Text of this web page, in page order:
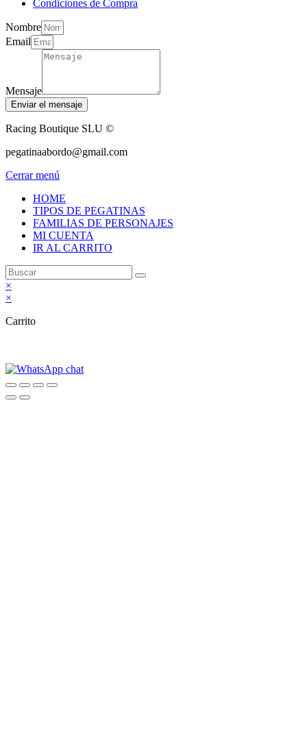
Condiciones de Compra
Nombre
Email
Mensaje
Enviar el mensaje
Racing Boutique SLU ©
pegatinaabordo@gmail.com
Cerrar menú
HOME
TIPOS DE PEGATINAS
FAMILIAS DE PERSONAJES
MI CUENTA
IR AL CARRITO
×
×
Carrito